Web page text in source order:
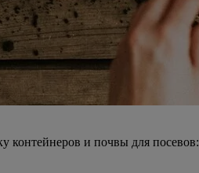
контейнеров и почвы для посевов: